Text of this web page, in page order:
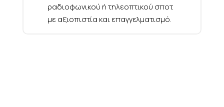
ραδιοφωνικού ή τηλεοπτικού σποτ
με αξιοπιστία και επαγγελματισμό.